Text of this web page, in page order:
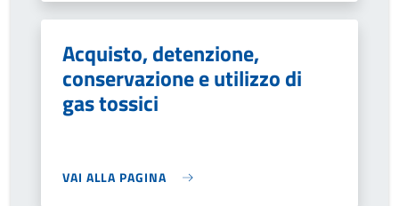
Acquisto, detenzione,
conservazione e utilizzo di
gas tossici
VAI ALLA PAGINA